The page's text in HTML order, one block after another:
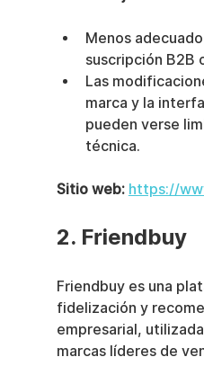
Menos
suscripción B2B
Las
marca y la
pueden verse
técnica.
Sitio web: https://
2. Friendbuy
Friendbuy es una
fidelización y
empresarial,
marcas líderes de